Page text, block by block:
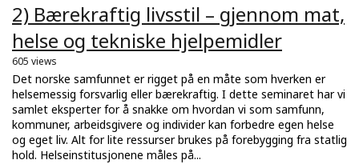
2) Bærekraftig livsstil – gjennom mat,
helse og tekniske hjelpemidler
605 views
Det norske samfunnet er rigget på en måte som hverken er
helsemessig forsvarlig eller bærekraftig. I dette seminaret har vi
samlet eksperter for å snakke om hvordan vi som samfunn,
kommuner, arbeidsgivere og individer kan forbedre egen helse
og eget liv. Alt for lite ressurser brukes på forebygging fra statlig
hold. Helseinstitusjonene måles på...